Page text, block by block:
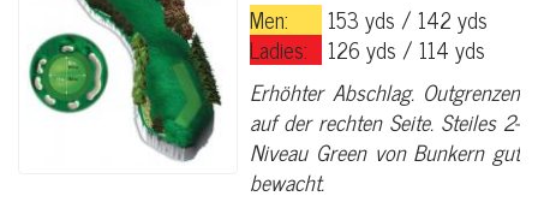
Men:
153 yds / 142 yds
Ladies: 126 yds / 114 yds
Erhöhter Abschlag. Outgrenzen
auf der rechten Seite. Steiles 2-
Niveau Green von Bunkern gut
bewacht.